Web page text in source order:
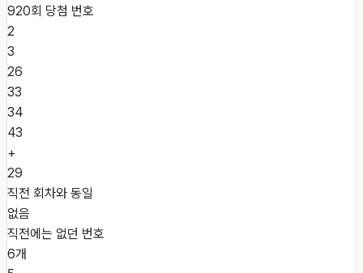
920회 당첨 번호
2
3
26
33
34
43
+
29
직전 회차와 동일
없음
직전에는 없던 번호
6개